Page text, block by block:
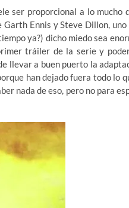
ser proporcional a lo mucho
Ennis y Steve Dillon, uno
ya?) dicho miedo sea
tráiler de la serie y
llevar a buen puerto la
han dejado fuera todo lo
nada de eso, pero no para